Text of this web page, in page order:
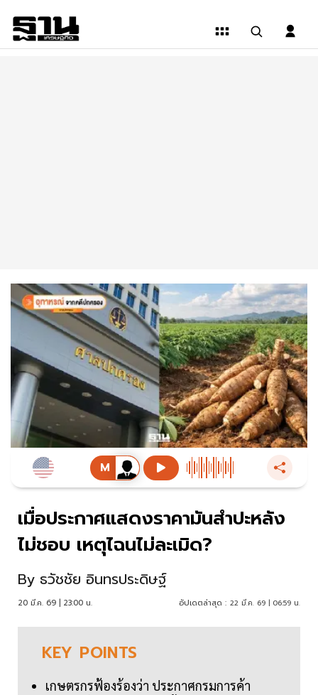
เมื่อประกาศแสดงราคามันสำปะหลัง
ไม่ชอบ เหตุไฉนไม่ละเมิด?
By ธวัชชัย อินทรประดิษฐ์
20 มี.ค. 69 | 23:00 น. อัปเดตล่าสุด : 22 มี.ค. 69 | 06:59 น.
KEY POINTS
เกษตรกรฟ้องร้องว่า ประกาศกรมการค้า